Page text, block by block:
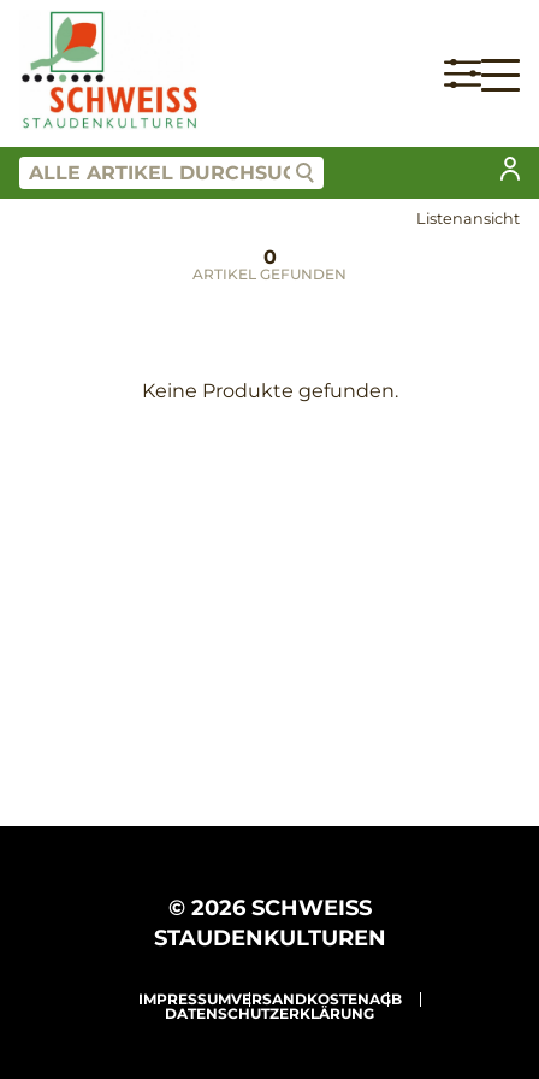
Listenansicht
0
ARTIKEL GEFUNDEN
Keine Produkte gefunden.
© 2026 SCHWEISS
STAUDENKULTUREN
IMPRESSUMVERSANDKOSTENAGB
DATENSCHUTZERKLÄRUNG